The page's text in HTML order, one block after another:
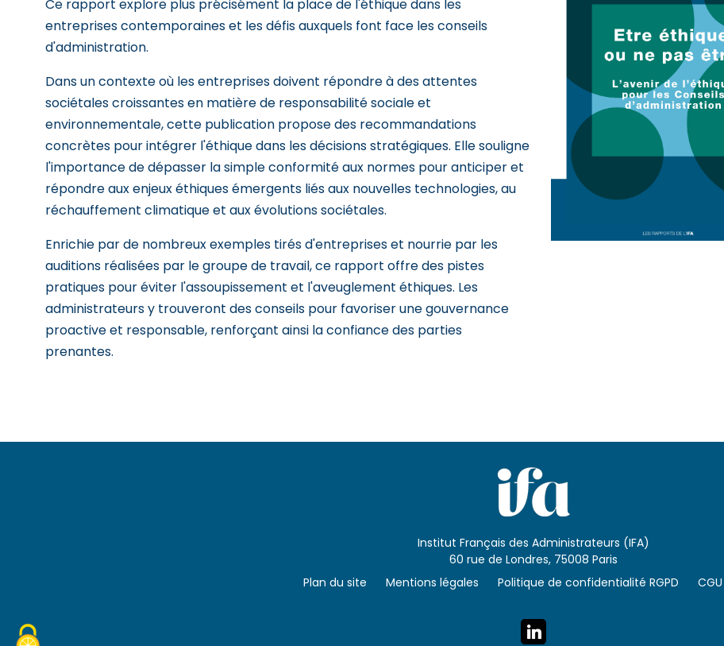
Ce rapport explore plus précisément la place de l'éthique dans les
entreprises contemporaines et les défis auxquels font face les conseils
d'administration.
Dans un contexte où les entreprises doivent répondre à des attentes
sociétales croissantes en matière de responsabilité sociale et
environnementale, cette publication propose des recommandations
concrètes pour intégrer l'éthique dans les décisions stratégiques. Elle souligne
l'importance de dépasser la simple conformité aux normes pour anticiper et
répondre aux enjeux éthiques émergents liés aux nouvelles technologies, au
réchauffement climatique et aux évolutions sociétales.
Enrichie par de nombreux exemples tirés d'entreprises et nourrie par les
auditions réalisées par le groupe de travail, ce rapport offre des pistes
pratiques pour éviter l'assoupissement et l'aveuglement éthiques. Les
administrateurs y trouveront des conseils pour favoriser une gouvernance
proactive et responsable, renforçant ainsi la confiance des parties
prenantes.
Institut Français des Administrateurs (IFA)
60 rue de Londres, 75008 Paris
Plan du site
Mentions légales Politique de confidentialité RGPD CGU